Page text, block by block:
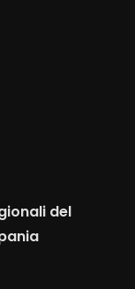
del